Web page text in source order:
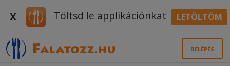
X Töltsd le applikációnkat LETÖLTÖM
BELÉPÉS